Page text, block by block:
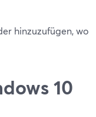
hinzuzufügen, wo
10